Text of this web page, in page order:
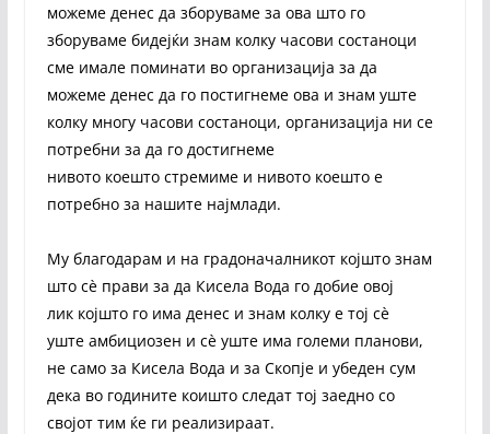
можеме денес да зборуваме за ова што го
зборуваме бидејќи знам колку часови состаноци
сме имале поминати во организација за да
можеме денес да го постигнеме ова и знам уште
колку многу часови состаноци, организација ни се
потребни за да го достигнеме
нивото коешто стремиме и нивото коешто е
потребно за нашите најмлади.
Му благодарам и на градоначалникот којшто знам
што сè прави за да Кисела Вода го добие овој
лик којшто го има денес и знам колку е тој сè
уште амбициозен и сè уште има големи планови,
не само за Кисела Вода и за Скопје и убеден сум
дека во годините коишто следат тој заедно со
својот тим ќе ги реализираат.